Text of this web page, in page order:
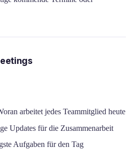
arbeitet jedes Teammitglied heute
Updates für die Zusammenarbeit
Aufgaben für den Tag